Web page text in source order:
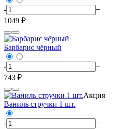
-
+
1049 ₽
Барбарис чёрный
-
+
743 ₽
Акция
Ваниль стручки 1 шт.
-
+